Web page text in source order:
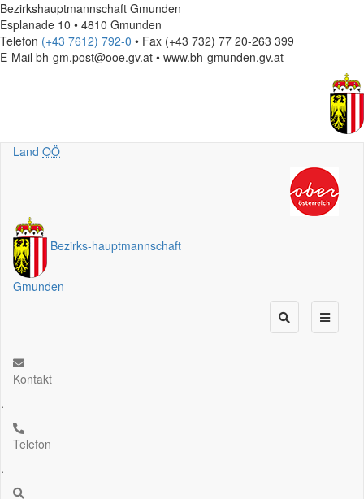
Bezirkshauptmannschaft Gmunden
Esplanade 10 • 4810 Gmunden
Telefon (+43 7612) 792-0 • Fax (+43 732) 77 20-263 399
E-Mail bh-gm.post@ooe.gv.at • www.bh-gmunden.gv.at
Land OÖ
Bezirks-hauptmannschaft
Gmunden
Kontakt
.
Telefon
.